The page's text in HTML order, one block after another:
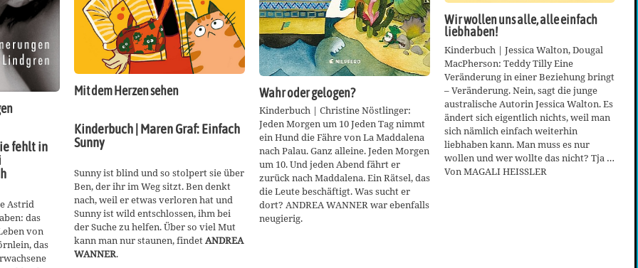
fehlt in
Astrid
das
von
das
Mit dem Herzen sehen
Kinderbuch | Maren Graf: Einfach
Sunny
Sunny ist blind und so stolpert sie über
Ben, der ihr im Weg sitzt. Ben denkt
nach, weil er etwas verloren hat und
Sunny ist wild entschlossen, ihm bei
der Suche zu helfen. Über so viel Mut
kann man nur staunen, findetANDREA
WANNER.
Wahr oder gelogen?
Kinderbuch | Christine Nöstlinger:
Jeden Morgen um 10 Jeden Tag nimmt
ein Hund die Fähre von La Maddalena
nach Palau. Ganz alleine. Jeden Morgen
um 10. Und jeden Abend fährt er
zurück nach Maddalena. Ein Rätsel, das
die Leute beschäftigt. Was sucht er
dort? ANDREA WANNER war ebenfalls
neugierig.
Wir wollen uns alle, alle einfach
liebhaben!
Kinderbuch | Jessica Walton, Dougal
MacPherson: Teddy Tilly Eine
Veränderung in einer Beziehung bringt
– Veränderung. Nein, sagt die junge
australische Autorin Jessica Walton. Es
ändert sich eigentlich nichts, weil man
sich nämlich einfach weiterhin
liebhaben kann. Man muss es nur
wollen und wer wollte das nicht? Tja …
Von MAGALI HEISSLER